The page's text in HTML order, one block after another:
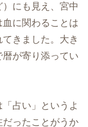
にも見え、宮中
に関わることは
きました。大き
が寄り添ってい
占い」というよ
ったことがうか